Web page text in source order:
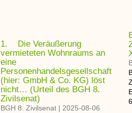
1. Die Veräußerung
vermieteten Wohnraums an
eine
Personenhandelsgesellschaft
(hier: GmbH & Co. KG) löst
nicht… (Urteil des BGH 8.
Zivilsenat)
BGH 8. Zivilsenat | 2025-08-06